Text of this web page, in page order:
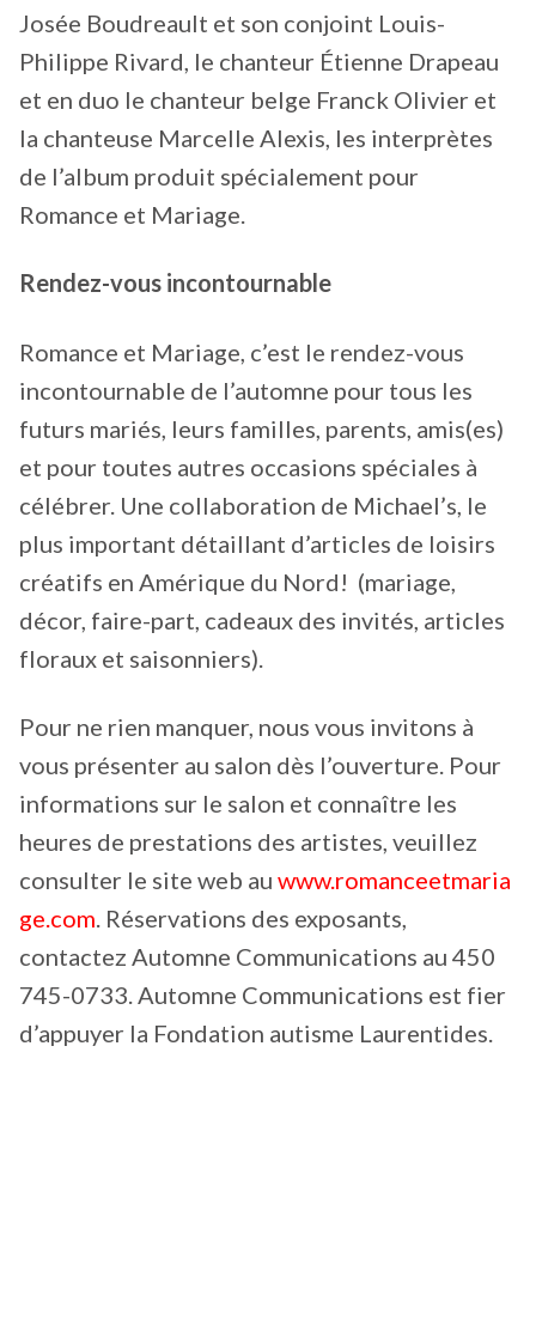
Josée Boudreault et son conjoint Louis-
Philippe Rivard, le chanteur Étienne Drapeau
et en duo le chanteur belge Franck Olivier et
la chanteuse Marcelle Alexis, les interprètes
de l’album produit spécialement pour
Romance et Mariage.
Rendez-vous incontournable
Romance et Mariage, c’est le rendez-vous
incontournable de l’automne pour tous les
futurs mariés, leurs familles, parents, amis(es)
et pour toutes autres occasions spéciales à
célébrer. Une collaboration de Michael’s, le
plus important détaillant d’articles de loisirs
créatifs en Amérique du Nord! (mariage,
décor, faire-part, cadeaux des invités, articles
floraux et saisonniers).
Pour ne rien manquer, nous vous invitons à
vous présenter au salon dès l’ouverture. Pour
informations sur le salon et connaître les
heures de prestations des artistes, veuillez
consulter le site web au www.romanceetmaria
ge.com. Réservations des exposants,
contactez Automne Communications au 450
745-0733. Automne Communications est fier
d’appuyer la Fondation autisme Laurentides.